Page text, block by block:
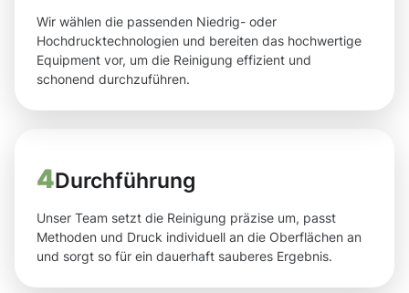
Wir wählen die passenden Niedrig- oder
Hochdrucktechnologien und bereiten das hochwertige
Equipment vor, um die Reinigung effizient und
schonend durchzuführen.
4Durchführung
Unser Team setzt die Reinigung präzise um, passt
Methoden und Druck individuell an die Oberflächen an
und sorgt so für ein dauerhaft sauberes Ergebnis.